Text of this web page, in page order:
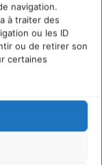
navigation.
à traiter des
ou les ID
ou de retirer son
certaines